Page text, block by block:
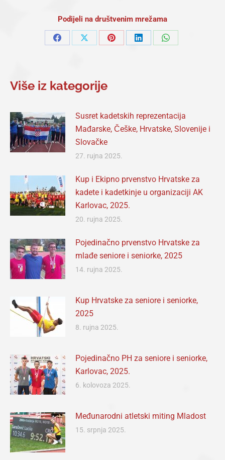
Podijeli na društvenim mrežama
Share
Share
Share
Share
Share
Više iz kategorije
Susret kadetskih reprezentacija
Mađarske, Češke, Hrvatske, Slovenije i
Slovačke
27. rujna 2025.
Kup i Ekipno prvenstvo Hrvatske za
kadete i kadetkinje u organizaciji AK
Karlovac, 2025.
20. rujna 2025.
Pojedinačno prvenstvo Hrvatske za
mlađe seniore i seniorke, 2025
14. rujna 2025.
Kup Hrvatske za seniore i seniorke,
2025
8. rujna 2025.
Pojedinačno PH za seniore i seniorke,
Karlovac, 2025.
6. kolovoza 2025.
Međunarodni atletski miting Mladost
15. srpnja 2025.